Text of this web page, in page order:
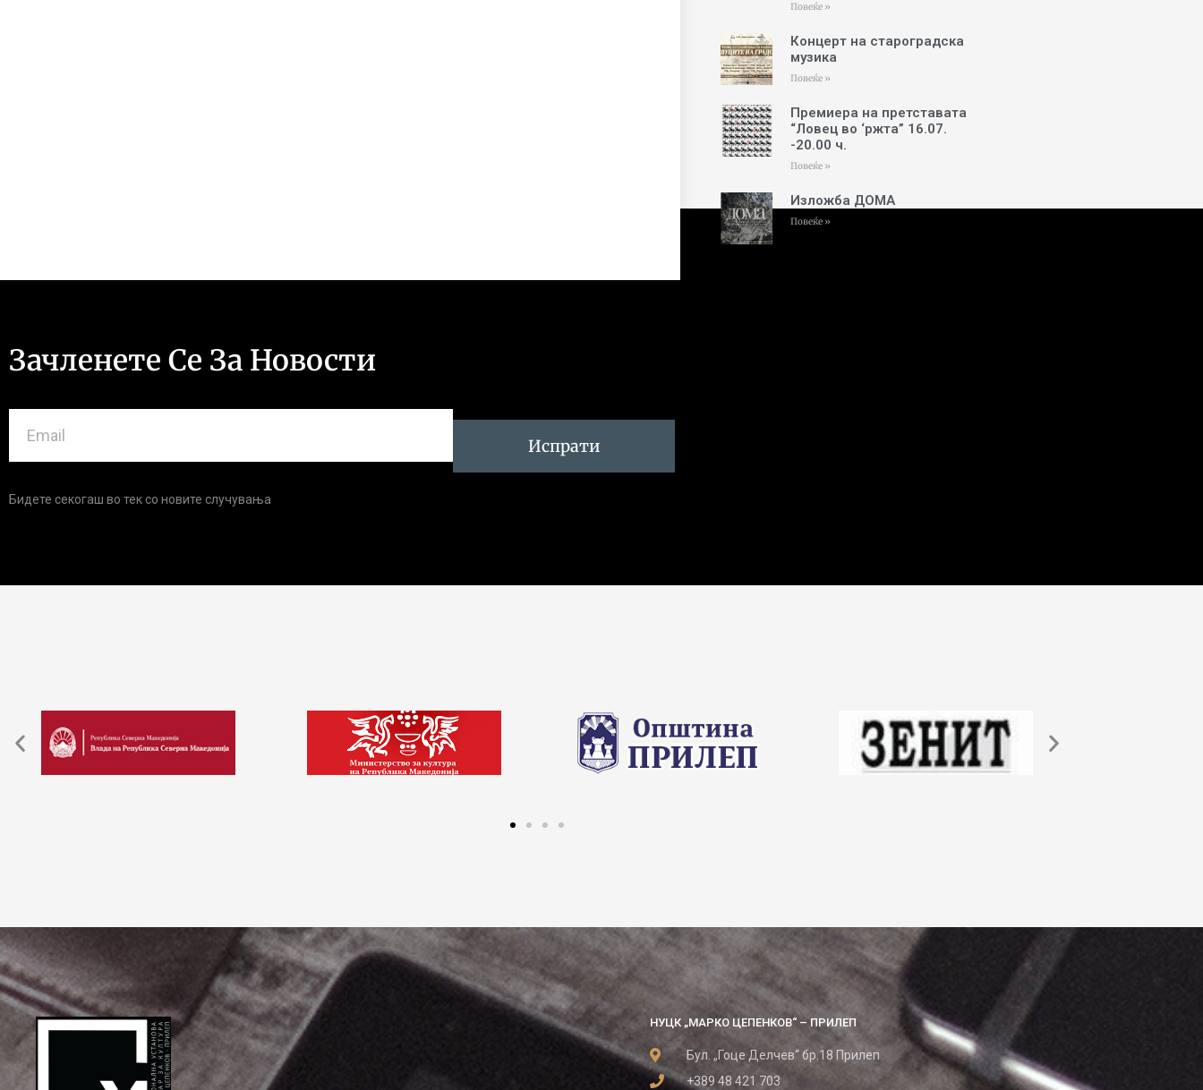
Повеќе »
Концерт на староградска
музика
Повеќе »
Премиера на претставата
“Ловец во ‘ржта” 16.07.
-20.00 ч.
Повеќе »
Изложба ДОМА
Повеќе »
Зачленете Се За Новости
Испрати
Бидете секогаш во тек со новите случувања
НУЦК „МАРКО ЦЕПЕНКОВ“ – ПРИЛЕП
Бул. „Гоце Делчев“ бр.18 Прилеп
+389 48 421 703